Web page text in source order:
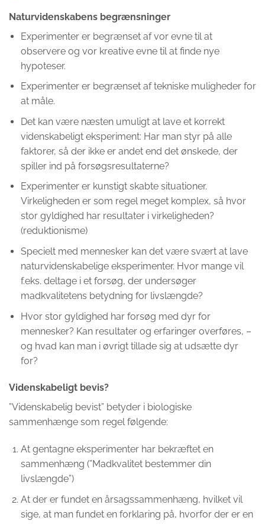
Naturvidenskabens begrænsninger
Experimenter er begrænset af vor evne til at
observere og vor kreative evne til at finde nye
hypoteser.
Experimenter er begrænset af tekniske muligheder for
at måle.
Det kan være næsten umuligt at lave et korrekt
videnskabeligt eksperiment: Har man styr på alle
faktorer, så der ikke er andet end det ønskede, der
spiller ind på forsøgsresultaterne?
Experimenter er kunstigt skabte situationer.
Virkeligheden er som regel meget komplex, så hvor
stor gyldighed har resultater i virkeligheden?
(reduktionisme)
Specielt med mennesker kan det være svært at lave
naturvidenskabelige eksperimenter. Hvor mange vil
f.eks. deltage i et forsøg, der undersøger
madkvalitetens betydning for livslængde?
Hvor stor gyldighed har forsøg med dyr for
mennesker? Kan resultater og erfaringer overføres, –
og hvad kan man i øvrigt tillade sig at udsætte dyr
for?
Videnskabeligt bevis?
”Videnskabelig bevist” betyder i biologiske
sammenhænge som regel følgende:
At gentagne eksperimenter har bekræftet en
sammenhæng (”Madkvalitet bestemmer din
livslængde”)
At der er fundet en årsagssammenhæng, hvilket vil
sige, at man fundet en forklaring på, hvorfor der er en